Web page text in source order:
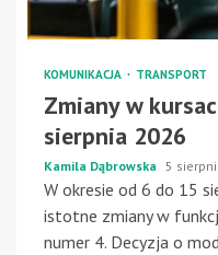
KOMUNIKACJA TRANSPORT
Zmiany w
sierpnia 2026
Kamila Dąbrowska 5
W okresie od 6 do 15
istotne zmiany w
numer 4. Decyzja o